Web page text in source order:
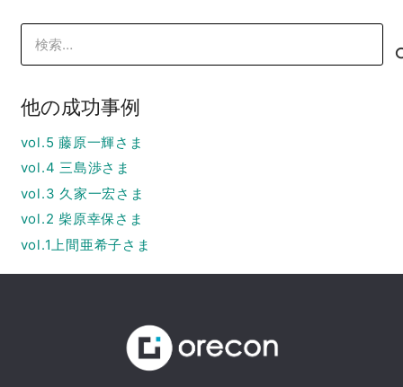
索:
他の成功事例
vol.5 藤原一輝さま
vol.4 三島渉さま
vol.3 久家一宏さま
vol.2 柴原幸保さま
vol.1上間亜希子さま